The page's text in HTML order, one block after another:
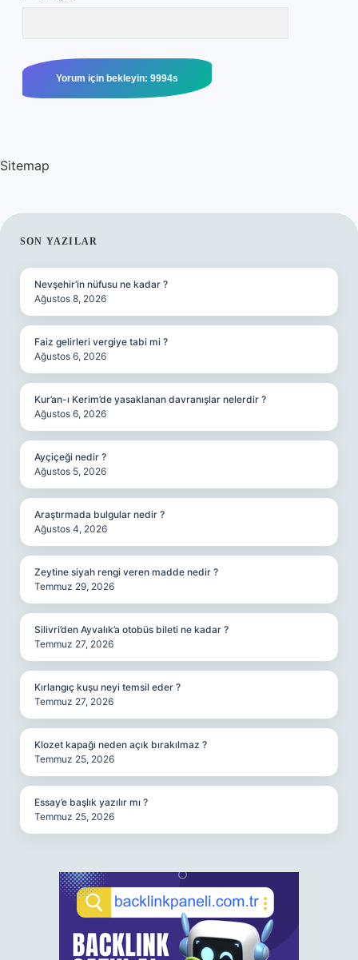
Sitemap
SIDEBAR
SON YAZILAR
Nevşehir’in nüfusu ne kadar ?
Ağustos 8, 2026
Faiz gelirleri vergiye tabi mi ?
Ağustos 6, 2026
Kur’an-ı Kerim’de yasaklanan davranışlar nelerdir ?
Ağustos 6, 2026
Ayçiçeği nedir ?
Ağustos 5, 2026
Araştırmada bulgular nedir ?
Ağustos 4, 2026
Zeytine siyah rengi veren madde nedir ?
Temmuz 29, 2026
Silivri’den Ayvalık’a otobüs bileti ne kadar ?
Temmuz 27, 2026
Kırlangıç kuşu neyi temsil eder ?
Temmuz 27, 2026
Klozet kapağı neden açık bırakılmaz ?
Temmuz 25, 2026
Essay’e başlık yazılır mı ?
Temmuz 25, 2026